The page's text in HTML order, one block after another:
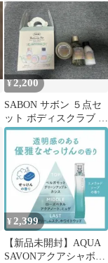
¥2,200
SABON サボン ５点セ
ット ボディスクラブ ミ
ルク シャワーオイル
¥ 2,399
【新品未開封】AQUA
SAVONアクアシャボン